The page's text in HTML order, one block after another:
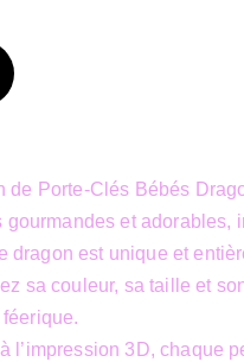
de Porte-Clés Bébés
gourmandes et adorables,
dragon est unique et
sa couleur, sa taille et
l’impression 3D, chaque